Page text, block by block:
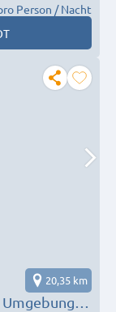
Person / Nacht
20,35 km